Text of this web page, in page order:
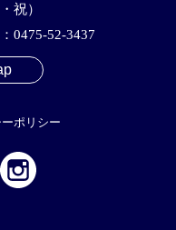
祝）
0475-52-3437
ポリシー